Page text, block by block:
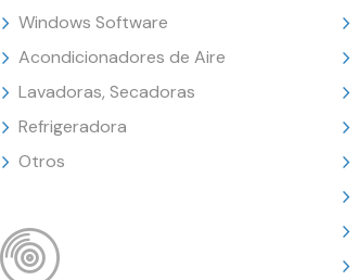
Windows Software
Acondicionadores de Aire
Lavadoras, Secadoras
Refrigeradora
Otros